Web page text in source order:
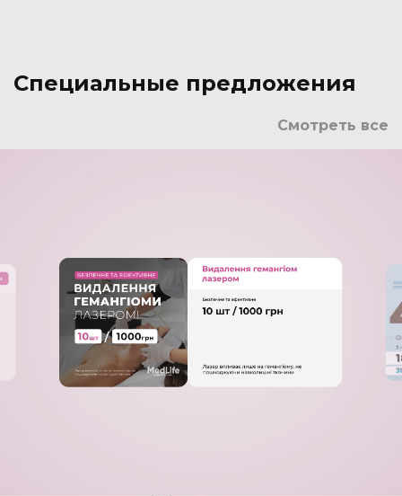
Специальные предложения
Смотреть все